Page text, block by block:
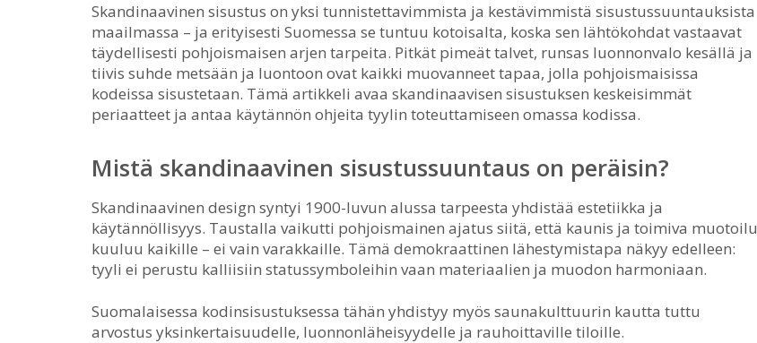
Skandinaavinen sisustus on yksi tunnistettavimmista ja kestävimmistä sisustussuuntauksista
maailmassa – ja erityisesti Suomessa se tuntuu kotoisalta, koska sen lähtökohdat vastaavat
täydellisesti pohjoismaisen arjen tarpeita. Pitkät pimeät talvet, runsas luonnonvalo kesällä ja
tiivis suhde metsään ja luontoon ovat kaikki muovanneet tapaa, jolla pohjoismaisissa
kodeissa sisustetaan. Tämä artikkeli avaa skandinaavisen sisustuksen keskeisimmät
periaatteet ja antaa käytännön ohjeita tyylin toteuttamiseen omassa kodissa.
Mistä skandinaavinen sisustussuuntaus on peräisin?
Skandinaavinen design syntyi 1900-luvun alussa tarpeesta yhdistää estetiikka ja
käytännöllisyys. Taustalla vaikutti pohjoismainen ajatus siitä, että kaunis ja toimiva muotoilu
kuuluu kaikille – ei vain varakkaille. Tämä demokraattinen lähestymistapa näkyy edelleen:
tyyli ei perustu kalliisiin statussymboleihin vaan materiaalien ja muodon harmoniaan.
Suomalaisessa kodinsisustuksessa tähän yhdistyy myös saunakulttuurin kautta tuttu
arvostus yksinkertaisuudelle, luonnonläheisyydelle ja rauhoittaville tiloille.